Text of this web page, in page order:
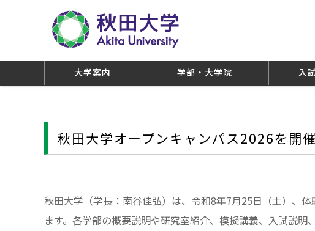
大学案内 学部・大学院 入
秋田大学オープンキャンパス2026を開催
秋田大学（学長：南谷佳弘）は、令和8年7月25日（土）、
ます。各学部の概要説明や研究室紹介、模擬講義、入試説明